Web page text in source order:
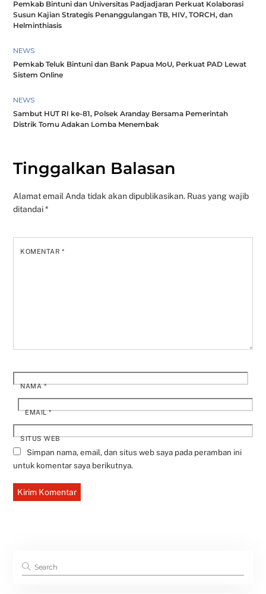
Pemkab Bintuni dan Universitas Padjadjaran Perkuat Kolaborasi
Susun Kajian Strategis Penanggulangan TB, HIV, TORCH, dan
Helminthiasis
NEWS
Pemkab Teluk Bintuni dan Bank Papua MoU, Perkuat PAD Lewat
Sistem Online
NEWS
Sambut HUT RI ke-81, Polsek Aranday Bersama Pemerintah
Distrik Tomu Adakan Lomba Menembak
Tinggalkan Balasan
Alamat email Anda tidak akan dipublikasikan. Ruas yang wajib
ditandai*
KOMENTAR*
NAMA*
EMAIL*
SITUS WEB
Simpan nama, email, dan situs web saya pada peramban ini
untuk komentar saya berikutnya.